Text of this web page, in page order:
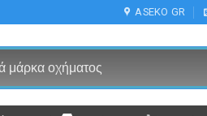
ASEKO GR